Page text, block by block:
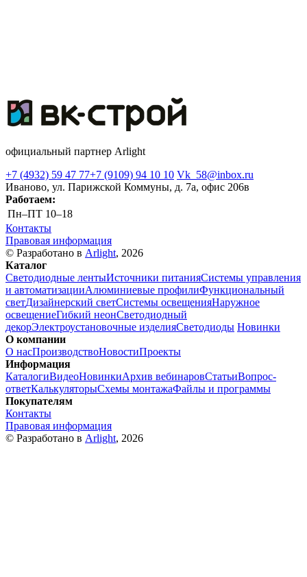
официальный партнер Arlight
+7 (4932) 59 47 77+7 (9109) 94 10 10 Vk_58@inbox.ru
Иваново, ул. Парижской Коммуны, д. 7а, офис 206в
Работаем:
Пн–ПТ 10–18
Контакты
Правовая информация
© Разработано в Arlight, 2026
Каталог
Светодиодные лентыИсточники питанияСистемы управления
и автоматизацииАлюминиевые профилиФункциональный
светДизайнерский светСистемы освещенияНаружное
освещениеГибкий неонСветодиодный
декорЭлектроустановочные изделияСветодиоды Новинки
О компании
О насПроизводствоНовостиПроекты
Информация
КаталогиВидеоНовинкиАрхив вебинаровСтатьиВопрос-
ответКалькуляторыСхемы монтажаФайлы и программы
Покупателям
Контакты
Правовая информация
© Разработано в Arlight, 2026